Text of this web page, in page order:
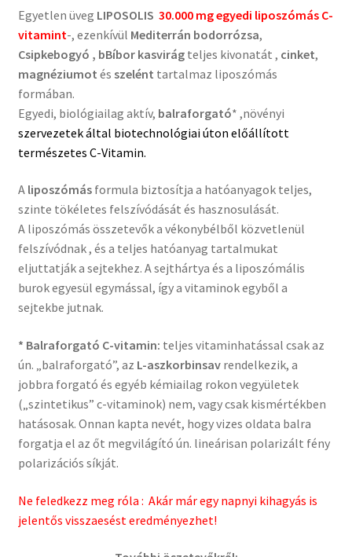
Egyetlen üveg LIPOSOLIS 30.000 mg egyedi liposzómás C-
vitamint-, ezenkívül Mediterrán bodorrózsa,
Csipkebogyó , bBíbor kasvirágteljes kivonatát , cinket,
magnéziumot és szelént tartalmaz liposzómás
formában.
Egyedi, biológiailag aktív, balraforgató* ,növényi
szervezetek által biotechnológiai úton előállított
természetes C-Vitamin.
A liposzómásformula biztosítja a hatóanyagok teljes,
szinte tökéletes felszívódását és hasznosulását.
A liposzómás összetevők a vékonybélből közvetlenül
felszívódnak , és a teljes hatóanyag tartalmukat
eljuttatják a sejtekhez. A sejthártya és a liposzómális
burok egyesül egymással, így a vitaminok egyből a
sejtekbe jutnak.
* Balraforgató C-vitamin: teljes vitaminhatással csak az
ún. „balraforgató”, az L-aszkorbinsavrendelkezik, a
jobbra forgató és egyéb kémiailag rokon vegyületek
(„szintetikus” c-vitaminok) nem, vagy csak kismértékben
hatásosak. Onnan kapta nevét, hogy vizes oldata balra
forgatja el az őt megvilágító ún. lineárisan polarizált fény
polarizációs síkját.
Ne feledkezz meg róla : Akár már egy napnyi kihagyás is
jelentős visszaesést eredményezhet!